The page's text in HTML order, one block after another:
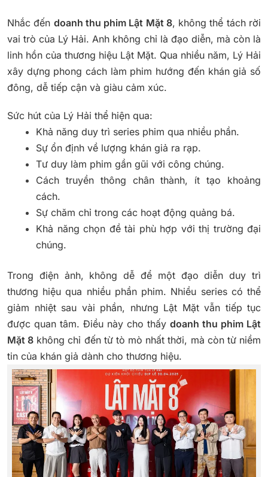
Nhắc đến doanh thu phim Lật Mặt 8, không thể tách rời
vai trò của Lý Hải. Anh không chỉ là đạo diễn, mà còn là
linh hồn của thương hiệu Lật Mặt. Qua nhiều năm, Lý Hải
xây dựng phong cách làm phim hướng đến khán giả số
đông, dễ tiếp cận và giàu cảm xúc.
Sức hút của Lý Hải thể hiện qua:
Khả năng duy trì series phim qua nhiều phần.
Sự ổn định về lượng khán giả ra rạp.
Tư duy làm phim gần gũi với công chúng.
Cách truyền thông chân thành, ít tạo khoảng
cách.
Sự chăm chỉ trong các hoạt động quảng bá.
Khả năng chọn đề tài phù hợp với thị trường đại
chúng.
Trong điện ảnh, không dễ để một đạo diễn duy trì
thương hiệu qua nhiều phần phim. Nhiều series có thể
giảm nhiệt sau vài phần, nhưng Lật Mặt vẫn tiếp tục
được quan tâm. Điều này cho thấy doanh thu phim Lật
Mặt 8 không chỉ đến từ tò mò nhất thời, mà còn từ niềm
tin của khán giả dành cho thương hiệu.